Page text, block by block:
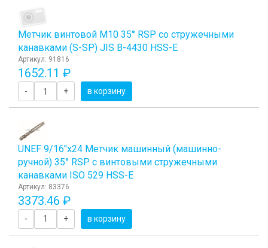
Метчик винтовой M10 35° RSP со стружечными
канавками (S-SP) JIS B-4430 HSS-E
Артикул: 91816
1652.11 ₽
- + в корзину
UNEF 9/16"х24 Метчик машинный (машинно-
ручной) 35° RSP с винтовыми стружечными
канавками ISO 529 HSS-E
Артикул: 83376
3373.46 ₽
- + в корзину